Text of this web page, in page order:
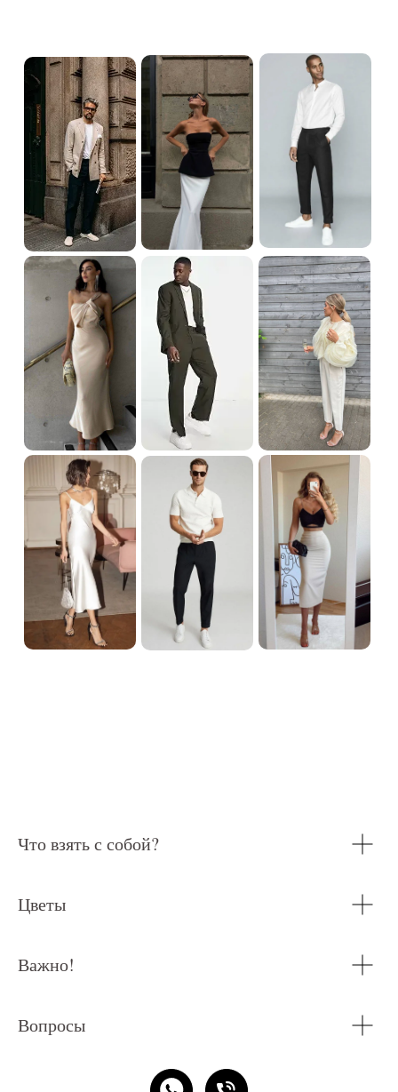
Что взять с собой?
Цветы
Важно!
Вопросы